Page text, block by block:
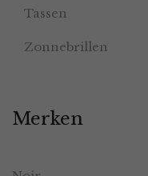
Tassen
Zonnebrillen
Merken